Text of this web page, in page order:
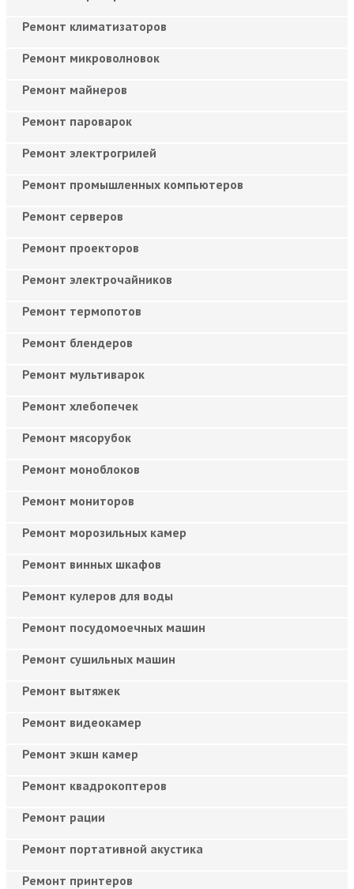
Ремонт климатизаторов
Ремонт микроволновок
Ремонт майнеров
Ремонт пароварок
Ремонт электрогрилей
Ремонт промышленных компьютеров
Ремонт серверов
Ремонт проекторов
Ремонт электрочайников
Ремонт термопотов
Ремонт блендеров
Ремонт мультиварок
Ремонт хлебопечек
Ремонт мясорубок
Ремонт моноблоков
Ремонт мониторов
Ремонт морозильных камер
Ремонт винных шкафов
Ремонт кулеров для воды
Ремонт посудомоечных машин
Ремонт сушильных машин
Ремонт вытяжек
Ремонт видеокамер
Ремонт экшн камер
Ремонт квадрокоптеров
Ремонт рации
Ремонт портативной акустика
Ремонт принтеров